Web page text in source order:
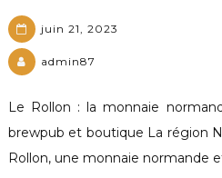
juin 21, 2023
admin87
Le Rollon : la monnaie
brewpub et boutique La région
Rollon, une monnaie normande